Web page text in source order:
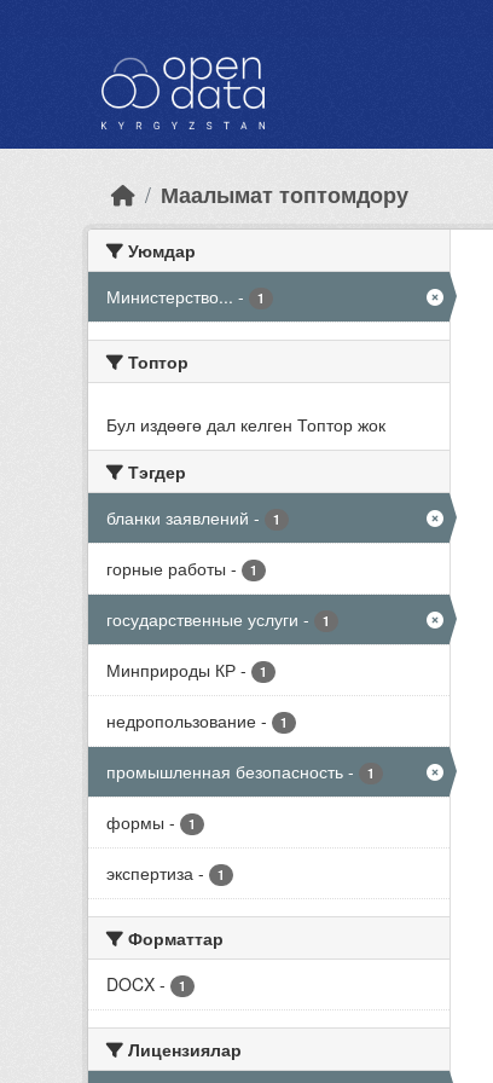
Маалымат топтомдору
Уюмдар
Министерство... - 1
Топтор
Бул издөөгө дал келген Топтор жок
Тэгдер
бланки заявлений - 1
горные работы - 1
государственные услуги - 1
Минприроды КР - 1
недропользование - 1
промышленная безопасность - 1
формы - 1
экспертиза - 1
Форматтар
DOCX - 1
Лицензиялар